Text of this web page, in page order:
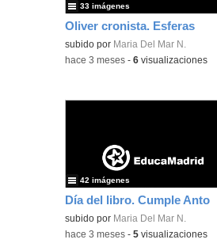
Oliver cronista. Esferas
subido por Maria Del Mar N.
33 imágenes
-hace 3 meses -6 visualizaciones
Día del libro. Cumple Anto
subido por Maria Del Mar N.
42 imágenes
-hace 3 meses -5 visualizaciones